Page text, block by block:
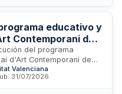
los residuos generados.
educativo y
Contemporani de
del programa
d'Art Contemporani de
es abierto
del Sector Público. El
Valenciana
31/07/2026